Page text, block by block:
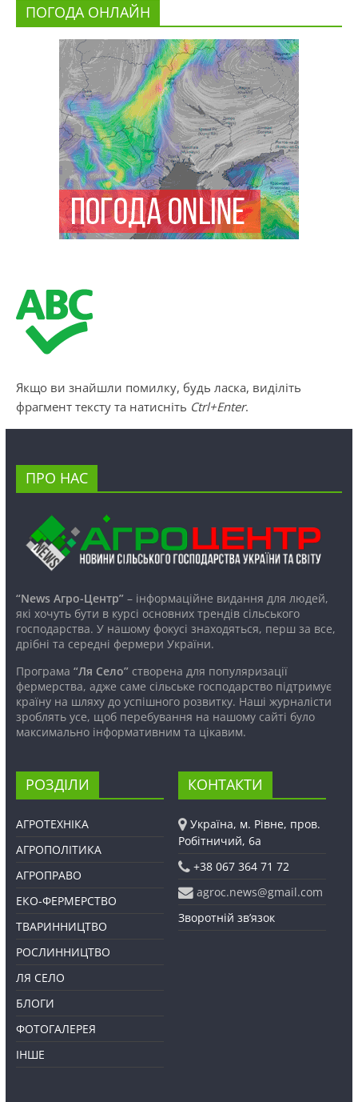
ПОГОДА ОНЛАЙН
Якщо ви знайшли помилку, будь ласка, виділіть
фрагмент тексту та натисніть Ctrl+Enter.
ПРО НАС
“News Агро-Центр”– інформаційне видання для людей,
які хочуть бути в курсі основних трендів сільського
господарства. У нашому фокусі знаходяться, перш за все,
дрібні та середні фермери України.
Програма “Ля Село”створена для популяризації
фермерства, адже саме сільське господарство підтримує
країну на шляху до успішного розвитку. Наші журналісти
зроблять усе, щоб перебування на нашому сайті було
максимально інформативним та цікавим.
РОЗДІЛИ
АГРОТЕХНІКА
АГРОПОЛІТИКА
АГРОПРАВО
ЕКО-ФЕРМЕРСТВО
ТВАРИННИЦТВО
РОСЛИННИЦТВО
ЛЯ СЕЛО
БЛОГИ
ФОТОГАЛЕРЕЯ
ІНШЕ
КОНТАКТИ
Україна, м. Рівне, пров.
Робітничий, 6а
+38 067 364 71 72
agroc.news@gmail.com
Зворотній зв’язок